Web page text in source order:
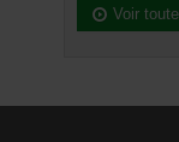
Voir